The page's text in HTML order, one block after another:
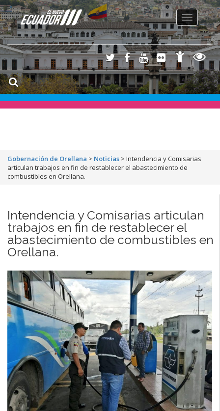
Toggle
navigation
Gobernación de Orellana > Noticias > Intendencia y Comisarias
articulan trabajos en fin de restablecer el abastecimiento de
combustibles en Orellana.
Intendencia y Comisarias articulan
trabajos en fin de restablecer el
abastecimiento de combustibles en
Orellana.